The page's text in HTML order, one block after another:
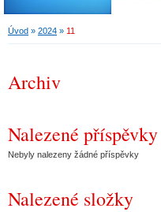
Úvod » 2024 » 11
Archiv
Nalezené příspěvky
Nebyly nalezeny žádné příspěvky
Nalezené složky